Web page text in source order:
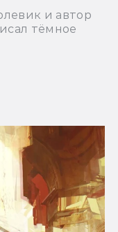
и автор
тёмное